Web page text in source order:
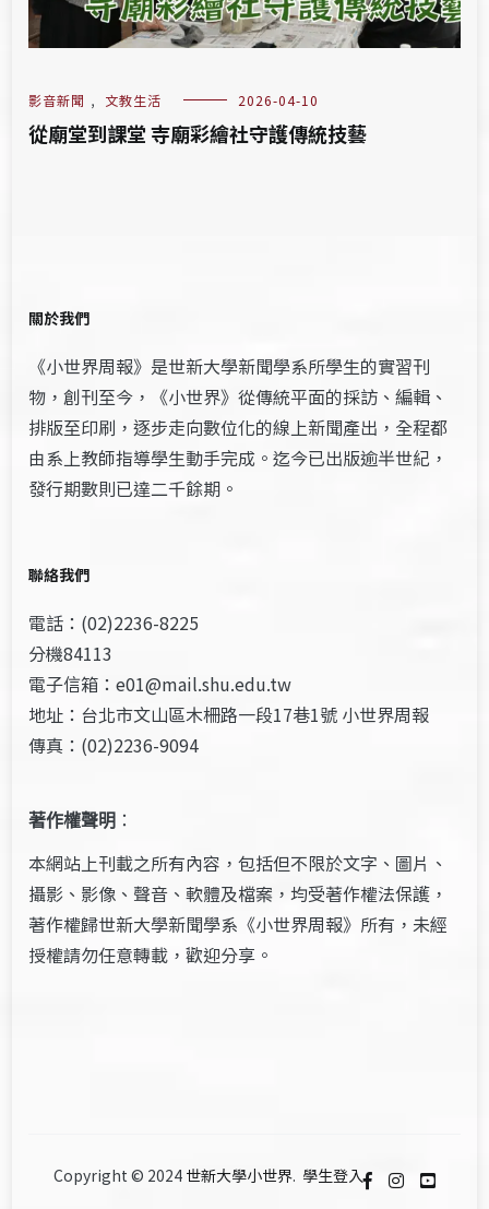
影音新聞 , 文教生活 2026-04-10
從廟堂到課堂 寺廟彩繪社守護傳統技藝
關於我們
《小世界周報》是世新大學新聞學系所學生的實習刊
物，創刊至今，《小世界》從傳統平面的採訪、編輯、
排版至印刷，逐步走向數位化的線上新聞產出，全程都
由系上教師指導學生動手完成。迄今已出版逾半世紀，
發行期數則已達二千餘期。
聯絡我們
電話：(02)2236-8225
分機84113
電子信箱：e01@mail.shu.edu.tw
地址：台北市文山區木柵路一段17巷1號 小世界周報
傳真：(02)2236-9094
著作權聲明 ：
本網站上刊載之所有內容，包括但不限於文字、圖片、
攝影、影像、聲音、軟體及檔案，均受著作權法保護，
著作權歸世新大學新聞學系《小世界周報》所有，未經
授權請勿任意轉載，歡迎分享。
Copyright © 2024 世新大學小世界. 學生登入